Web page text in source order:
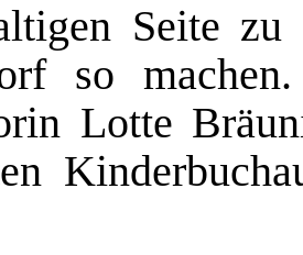
Seite
so
Lotte